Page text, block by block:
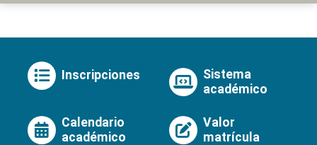
Inscripciones
Sistema
académico
Calendario
académico
Valor
matrícula